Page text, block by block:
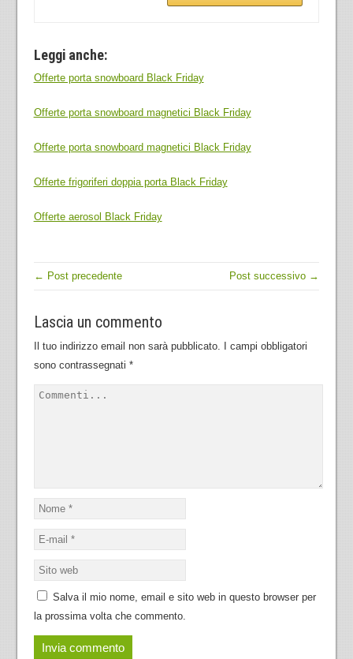
Leggi anche:
Offerte porta snowboard Black Friday
Offerte porta snowboard magnetici Black Friday
Offerte porta snowboard magnetici Black Friday
Offerte frigoriferi doppia porta Black Friday
Offerte aerosol Black Friday
← Post precedente Post successivo →
Lascia un commento
Il tuo indirizzo email non sarà pubblicato. I campi obbligatori
sono contrassegnati *
Salva il mio nome, email e sito web in questo browser per
la prossima volta che commento.